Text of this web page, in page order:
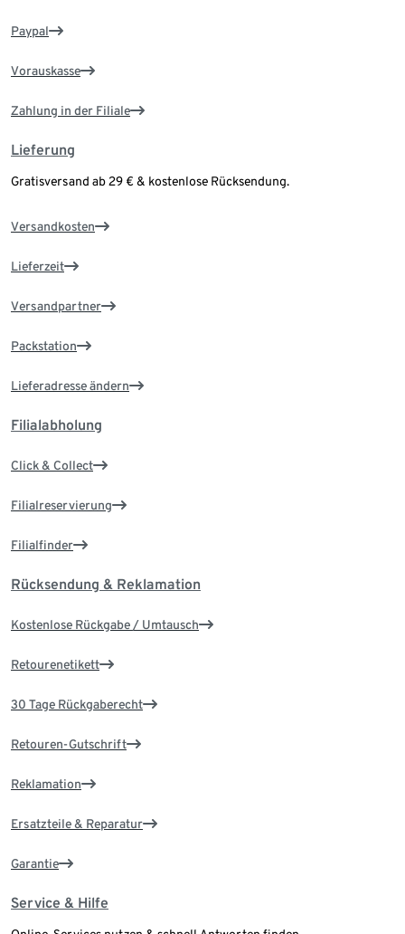
Paypal
Vorauskasse
Zahlung in der Filiale
Lieferung
Gratisversand ab 29 € & kostenlose Rücksendung.
Versandkosten
Lieferzeit
Versandpartner
Packstation
Lieferadresse ändern
Filialabholung
Click & Collect
Filialreservierung
Filialfinder
Rücksendung & Reklamation
Kostenlose Rückgabe / Umtausch
Retourenetikett
30 Tage Rückgaberecht
Retouren-Gutschrift
Reklamation
Ersatzteile & Reparatur
Garantie
Service & Hilfe